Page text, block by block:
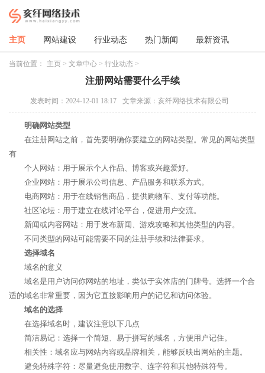
主页 网站建设 行业动态 热门新闻 最新资讯
当前位置： 主页 > 文章中心 > 行业动态 >
注册网站需要什么手续
发表时间：2024-12-01 18:17 文章来源：亥纤网络技术有限公司
明确网站类型
在注册网站之前，首先要明确你要建立的网站类型。常见的网站类型
有
个人网站：用于展示个人作品、博客或兴趣爱好。
企业网站：用于展示公司信息、产品服务和联系方式。
电商网站：用于在线销售商品，提供购物车、支付等功能。
社区论坛：用于建立在线讨论平台，促进用户交流。
新闻或内容网站：用于发布新闻、游戏攻略和其他类型的内容。
不同类型的网站可能需要不同的注册手续和法律要求。
选择域名
域名的意义
域名是用户访问你网站的地址，类似于实体店的门牌号。选择一个合
适的域名非常重要，因为它直接影响用户的记忆和访问体验。
域名的选择
在选择域名时，建议注意以下几点
简洁易记：选择一个简短、易于拼写的域名，方便用户记住。
相关性：域名应与网站内容或品牌相关，能够反映出网站的主题。
避免特殊字符：尽量避免使用数字、连字符和其他特殊符号。